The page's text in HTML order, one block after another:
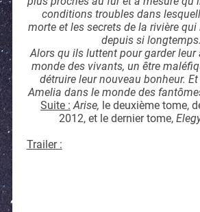
conditions troubles dans
morte et les secrets de la rivière
depuis si
Alors qu ils luttent pour garder leur
monde des vivants, un être
détruire leur nouveau bonheur.
Amelia dans le monde des
Suite : Arise, le deuxième tome,
2012, et le dernier tome,
Trailer :